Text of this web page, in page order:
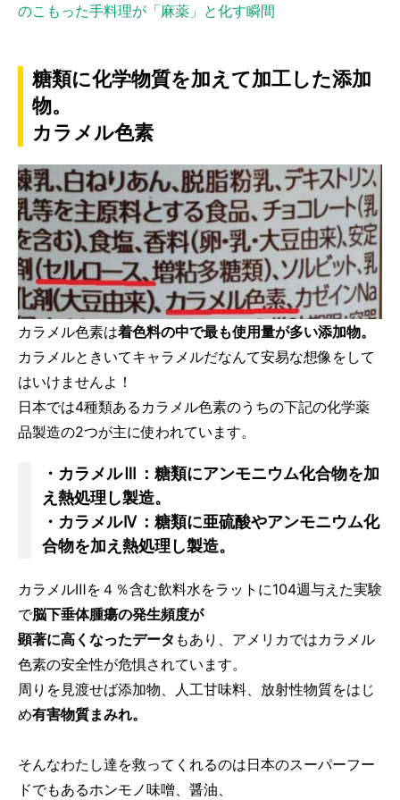
のこもった手料理が「麻薬」と化す瞬間
糖類に化学物質を加えて加工した添加
物。
カラメル色素
カラメル色素は着色料の中で最も使用量が多い添加物。
カラメルときいてキャラメルだなんて安易な想像をして
はいけませんよ！
日本では4種類あるカラメル色素のうちの下記の化学薬
品製造の2つが主に使われています。
・カラメルⅢ：糖類にアンモニウム化合物を加
え熱処理し製造。
・カラメルⅣ：糖類に亜硫酸やアンモニウム化
合物を加え熱処理し製造。
カラメルⅢを４％含む飲料水をラットに104週与えた実験
で脳下垂体腫瘍の発生頻度が
顕著に高くなったデータ もあり、アメリカではカラメル
色素の安全性が危惧されています。
周りを見渡せば添加物、人工甘味料、放射性物質をはじ
め有害物質まみれ。
そんなわたし達を救ってくれるのは日本のスーパーフー
ドでもあるホンモノ味噌、醤油、